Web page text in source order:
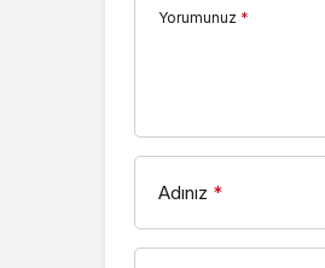
Yorumunuz *
Adınız *